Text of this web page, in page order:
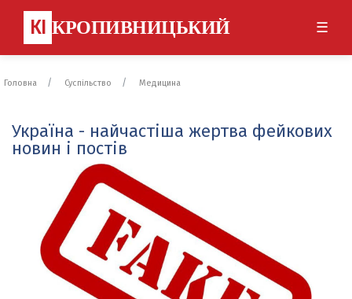
КІ КРОПИВНИЦЬКИЙ ☰
Головна Суспільство Медицина
Україна - найчастіша жертва фейкових
новин і постів